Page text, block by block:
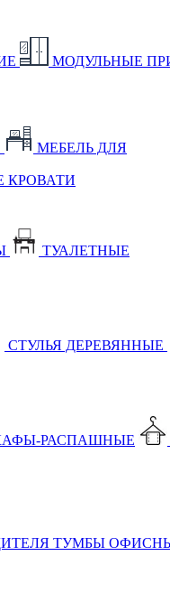
МОДУЛЬНЫЕ
МЕБЕЛЬ ДЛЯ
КРОВАТИ
ТУАЛЕТНЫЕ
СТУЛЬЯ ДЕРЕВЯННЫЕ
РАСПАШНЫЕ
ТУМБЫ